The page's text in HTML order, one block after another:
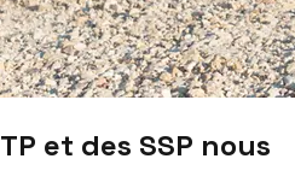
et des SSP nous